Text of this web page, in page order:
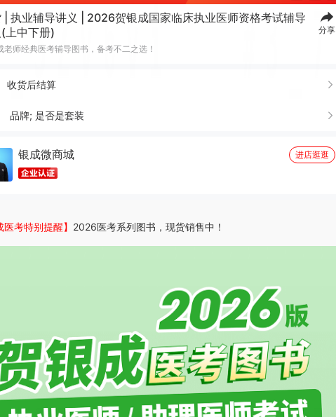
| 执业辅导讲义 | 2026贺银成国家临床执业医师资格考试辅导
上中下册)
老师经典医考辅导图书，备考不二之选！
分享
收货后结算
品牌; 是否是套装
银成微商城 进店逛逛
医考特别提醒】 2026医考系列图书，现货销售中！